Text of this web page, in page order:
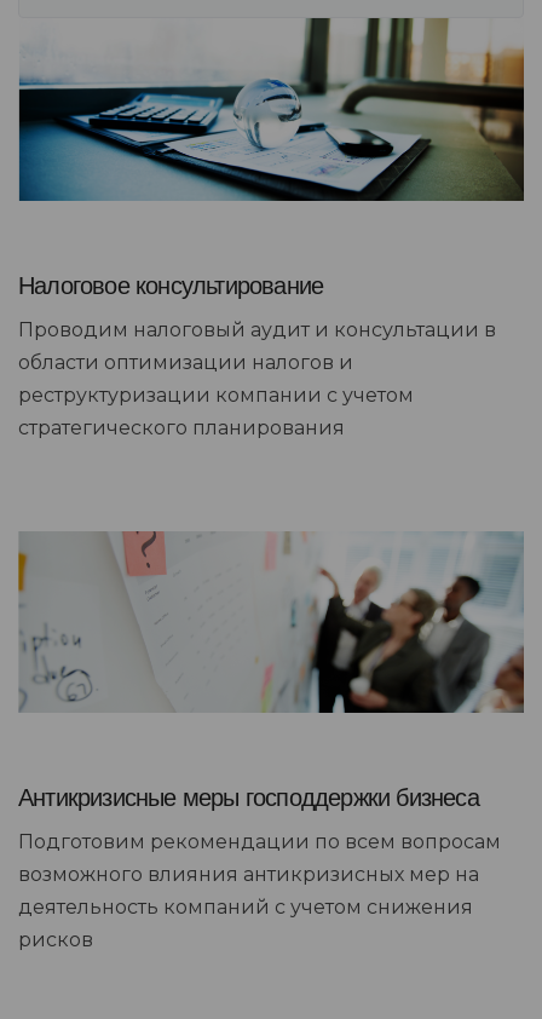
Налоговое консультирование
Проводим налоговый аудит и консультации в
области оптимизации налогов и
реструктуризации компании с учетом
стратегического планирования
Антикризисные меры господдержки бизнеса
Подготовим рекомендации по всем вопросам
возможного влияния антикризисных мер на
деятельность компаний с учетом снижения
рисков